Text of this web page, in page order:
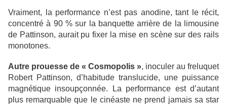
Vraiment, la performance n’est pas anodine, tant le récit,
concentré à 90 % sur la banquette arrière de la limousine
de Pattinson, aurait pu fixer la mise en scène sur des rails
monotones.
Autre prouesse de « Cosmopolis », inoculer au freluquet
Robert Pattinson, d’habitude translucide, une puissance
magnétique insoupçonnée. La performance est d’autant
plus remarquable que le cinéaste ne prend jamais sa star